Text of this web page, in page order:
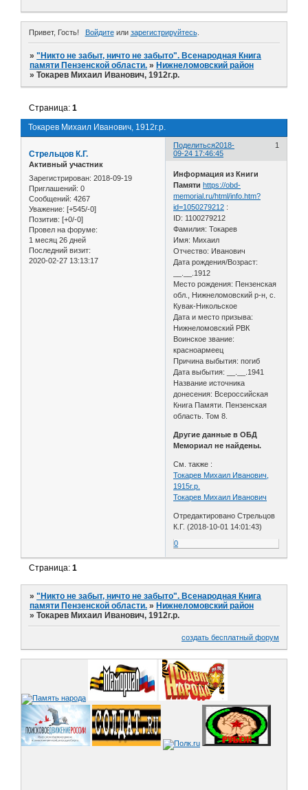
Привет, Гость! Войдитеили зарегистрируйтесь.
»"Никто не забыт, ничто не забыто". Всенародная Книга
памяти Пензенской области. » Нижнеломовский район
»Токарев Михаил Иванович, 1912г.р.
Токарев Михаил Иванович, 1912г.р.
Страница:1
Поделиться 1
2018-
09-24 17:46:45
Стрельцов К.Г.
Активный участник
Зарегистрирован: 2018-09-19
Приглашений: 0
Сообщений: 4267
Уважение: [+545/-0]
Позитив: [+0/-0]
Провел на форуме:
1 месяц 26 дней
Последний визит:
2020-02-27 13:13:17
Информация из Книги
Памяти https://obd-
memorial.ru/html/info.htm?
id=1050279212 :
ID: 1100279212
Фамилия: Токарев
Имя: Михаил
Отчество: Иванович
Дата рождения/Возраст:
__.__.1912
Место рождения: Пензенская
обл., Нижнеломовский р-н, с.
Кувак-Никольское
Дата и место призыва:
Нижнеломовский РВК
Воинское звание:
красноармеец
Причина выбытия: погиб
Дата выбытия: __.__.1941
Название источника
донесения: Всероссийская
Книга Памяти. Пензенская
область. Том 8.
Другие данные в ОБД
Мемориал не найдены.
См. также :
Токарев Михаил Иванович,
1915г.р.
Токарев Михаил Иванович
Отредактировано Стрельцов
К.Г. (2018-10-01 14:01:43)
0
Страница:1
»"Никто не забыт, ничто не забыто". Всенародная Книга
памяти Пензенской области. » Нижнеломовский район
»Токарев Михаил Иванович, 1912г.р.
создать бесплатный форум